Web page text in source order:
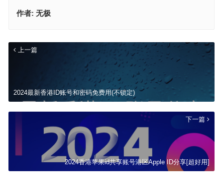
作者: 无极
上一篇
2024最新香港ID账号和密码免费用(不锁定)
下一篇
2024香港苹果id共享账号港区Apple ID分享[超好用]